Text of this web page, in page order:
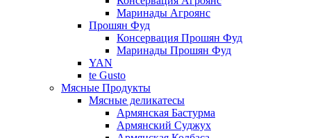
Маринады Агроянс
Прошян Фуд
Консервация Прошян Фуд
Маринады Прошян Фуд
YAN
te Gusto
Мясные Продукты
Мясные деликатесы
Армянская Бастурма
Армянский Суджух